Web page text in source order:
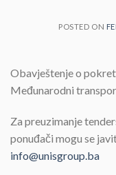
POSTED ON
Obavještenje o
Međunarodni
Za preuzimanje
ponuđači mogu se
info@unisgroup.ba